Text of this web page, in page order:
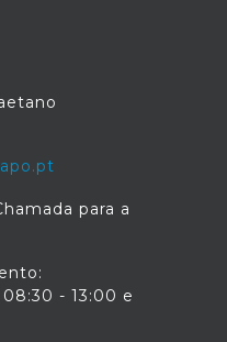
para a
- 13:00 e